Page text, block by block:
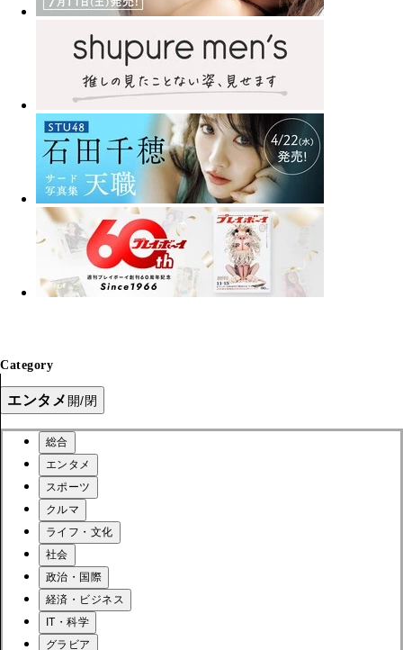
Category
エンタメ 開/閉
総合
エンタメ
スポーツ
クルマ
ライフ・文化
社会
政治・国際
経済・ビジネス
IT・科学
グラビア